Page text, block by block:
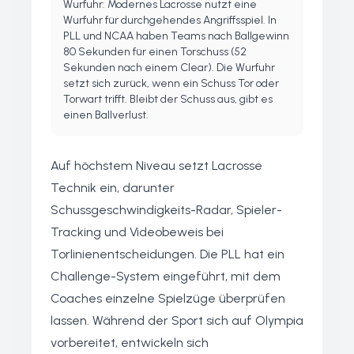
Wurfuhr: Modernes Lacrosse nutzt eine
Wurfuhr für durchgehendes Angriffsspiel. In
PLL und NCAA haben Teams nach Ballgewinn
80 Sekunden für einen Torschuss (52
Sekunden nach einem Clear). Die Wurfuhr
setzt sich zurück, wenn ein Schuss Tor oder
Torwart trifft. Bleibt der Schuss aus, gibt es
einen Ballverlust.
Auf höchstem Niveau setzt Lacrosse
Technik ein, darunter
Schussgeschwindigkeits-Radar, Spieler-
Tracking und Videobeweis bei
Torlinienentscheidungen. Die PLL hat ein
Challenge-System eingeführt, mit dem
Coaches einzelne Spielzüge überprüfen
lassen. Während der Sport sich auf Olympia
vorbereitet, entwickeln sich